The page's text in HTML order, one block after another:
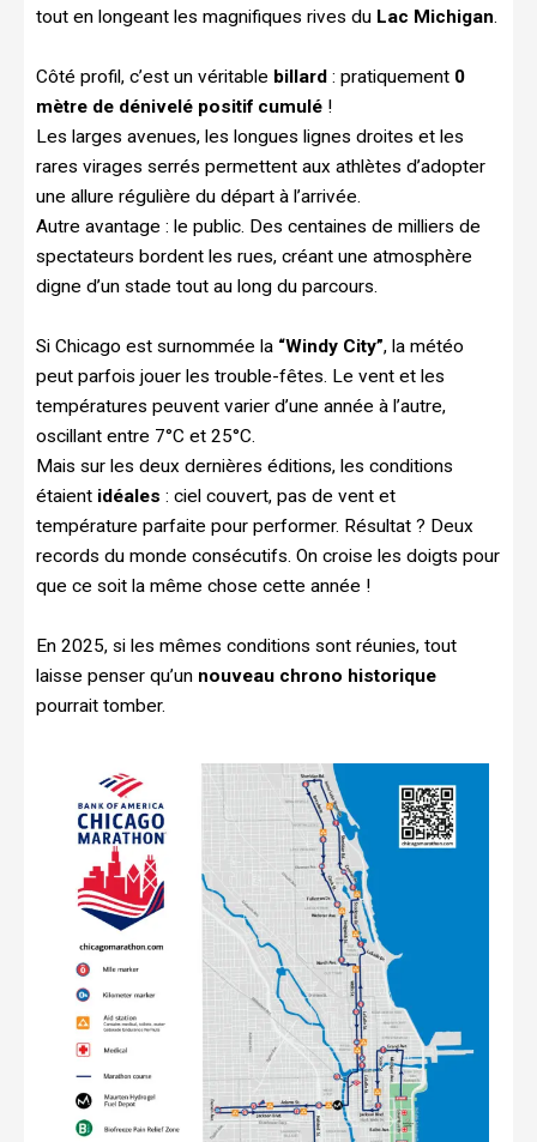
tout en longeant les magnifiques rives du Lac Michigan.
Côté profil, c’est un véritable billard : pratiquement 0
mètre de dénivelé positif cumulé !
Les larges avenues, les longues lignes droites et les
rares virages serrés permettent aux athlètes d’adopter
une allure régulière du départ à l’arrivée.
Autre avantage : le public. Des centaines de milliers de
spectateurs bordent les rues, créant une atmosphère
digne d’un stade tout au long du parcours.
Si Chicago est surnommée la “Windy City”, la météo
peut parfois jouer les trouble-fêtes. Le vent et les
températures peuvent varier d’une année à l’autre,
oscillant entre 7°C et 25°C.
Mais sur les deux dernières éditions, les conditions
étaient idéales : ciel couvert, pas de vent et
température parfaite pour performer. Résultat ? Deux
records du monde consécutifs. On croise les doigts pour
que ce soit la même chose cette année !
En 2025, si les mêmes conditions sont réunies, tout
laisse penser qu’un nouveau chrono historique
pourrait tomber.